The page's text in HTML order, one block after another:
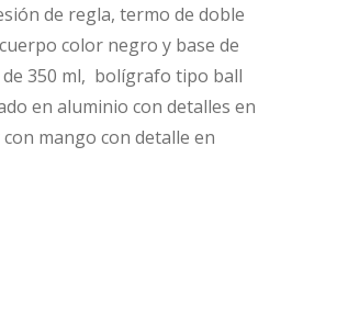
de regla, termo de doble
color negro y base de
350 ml, bolígrafo tipo ball
en aluminio con detalles en
mango con detalle en